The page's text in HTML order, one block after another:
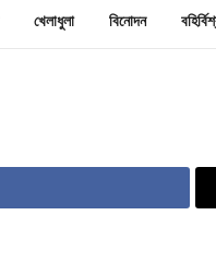
খেলাধুলা বিনোদন